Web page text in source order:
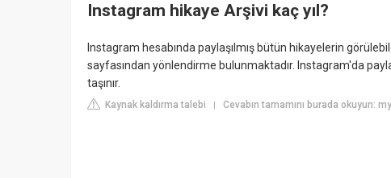
Instagram hikaye Arşivi kaç yıl?
Instagram hesabında paylaşılmış bütün hikayelerin
sayfasından yönlendirme bulunmaktadır. Instagram'da
taşınır.
Kaynak kaldırma talebi | Cevabın tamamını burada okuyun: